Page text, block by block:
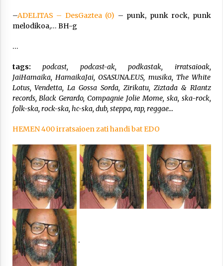
–ADELITAS – DesGaztea (0) – punk, punk rock, punk
melodikoa,… BH-g
…
tags: podcast, podcast-ak, podkastak, irratsaioak,
JaiHamaika, HamaikaJai, OSASUNA.EUS, musika, The White
Lotus, Vendetta, La Gossa Sorda, Zirikatu, Ziztada & RIantz
records, Black Gerardo, Compagnie Jolie Mome, ska, ska-rock,
folk-ska, rock-ska, hc-ska, dub, steppa, rap, reggae…
HEMEN 400 irratsaioen zati handi bat EDO
.